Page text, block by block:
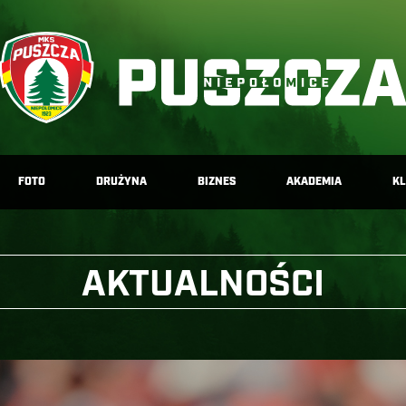
FOTO DRUŻYNA BIZNES AKADEMIA
AKTUALNOŚCI